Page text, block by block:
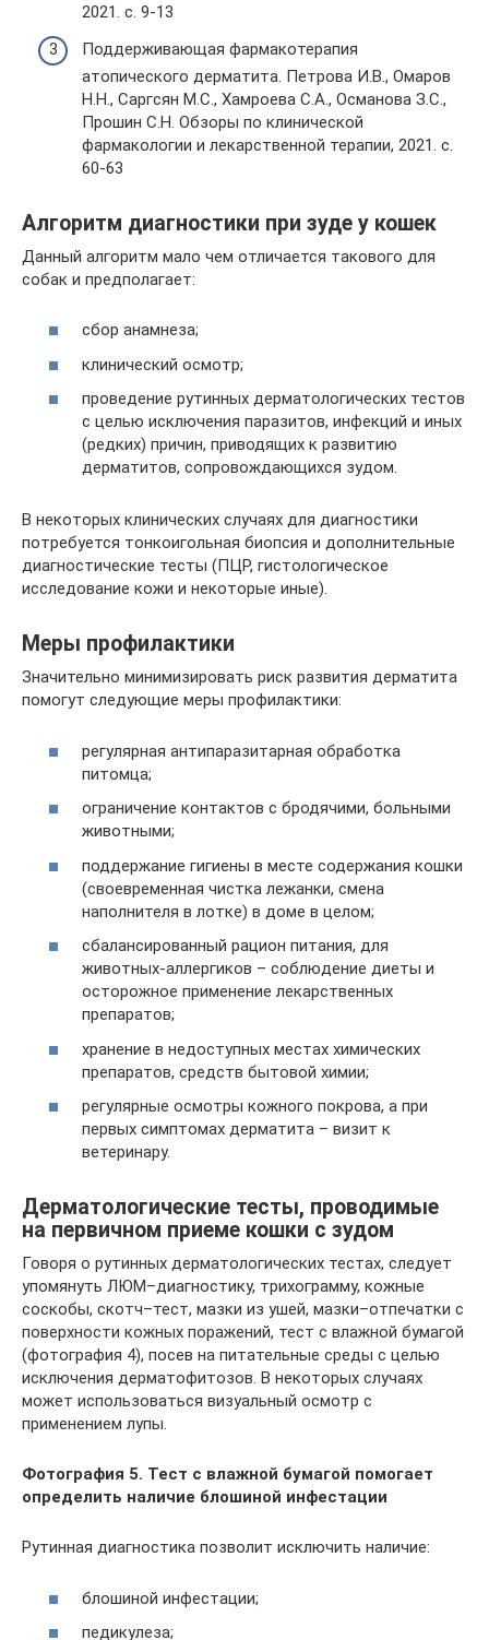
2021. с. 9-13
Поддерживающая фармакотерапия
атопического дерматита. Петрова И.В., Омаров
Н.Н., Саргсян М.С., Хамроева С.А., Османова З.С.,
Прошин С.Н. Обзоры по клинической
фармакологии и лекарственной терапии, 2021. с.
60-63
Алгоритм диагностики при зуде у кошек
Данный алгоритм мало чем отличается такового для
собак и предполагает:
сбор анамнеза;
клинический осмотр;
проведение рутинных дерматологических тестов
с целью исключения паразитов, инфекций и иных
(редких) причин, приводящих к развитию
дерматитов, сопровождающихся зудом.
В некоторых клинических случаях для диагностики
потребуется тонкоигольная биопсия и дополнительные
диагностические тесты (ПЦР, гистологическое
исследование кожи и некоторые иные).
Меры профилактики
Значительно минимизировать риск развития дерматита
помогут следующие меры профилактики:
регулярная антипаразитарная обработка
питомца;
ограничение контактов с бродячими, больными
животными;
поддержание гигиены в месте содержания кошки
(своевременная чистка лежанки, смена
наполнителя в лотке) в доме в целом;
сбалансированный рацион питания, для
животных-аллергиков – соблюдение диеты и
осторожное применение лекарственных
препаратов;
хранение в недоступных местах химических
препаратов, средств бытовой химии;
регулярные осмотры кожного покрова, а при
первых симптомах дерматита – визит к
ветеринару.
Дерматологические тесты, проводимые
на первичном приеме кошки с зудом
Говоря о рутинных дерматологических тестах, следует
упомянуть ЛЮМ–диагностику, трихограмму, кожные
соскобы, скотч–тест, мазки из ушей, мазки–отпечатки c
поверхности кожных поражений, тест с влажной бумагой
(фотография 4), посев на питательные среды с целью
исключения дерматофитозов. В некоторых случаях
может использоваться визуальный осмотр с
применением лупы.
Фотография 5. Тест с влажной бумагой помогает
определить наличие блошиной инфестации
Рутинная диагностика позволит исключить наличие:
блошиной инфестации;
педикулеза;